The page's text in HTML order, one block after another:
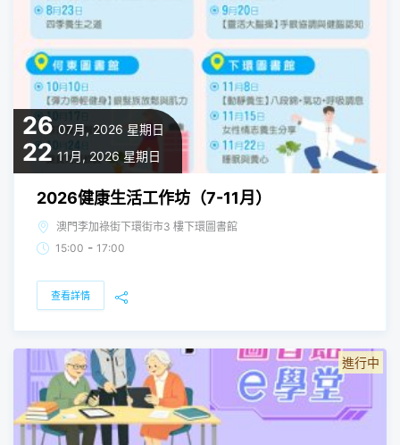
26 07月, 2026 星期日
22 11月, 2026 星期日
2026健康生活工作坊（7-11月）
澳門李加祿街下環街市3 樓下環圖書館
15:00 - 17:00
查看詳情
進行中